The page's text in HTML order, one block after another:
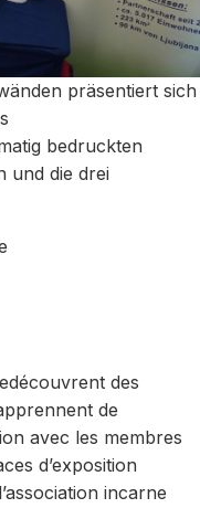
präsentiert sich
bedruckten
und die drei
des
de
avec les membres
d’exposition
incarne